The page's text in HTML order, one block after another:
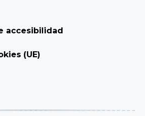
accesibilidad
(UE)